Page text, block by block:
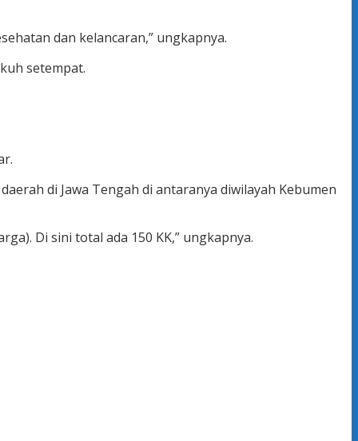
dan kelancaran,” ungkapnya.
setempat.
di Jawa Tengah di antaranya diwilayah Kebumen
Di sini total ada 150 KK,” ungkapnya.